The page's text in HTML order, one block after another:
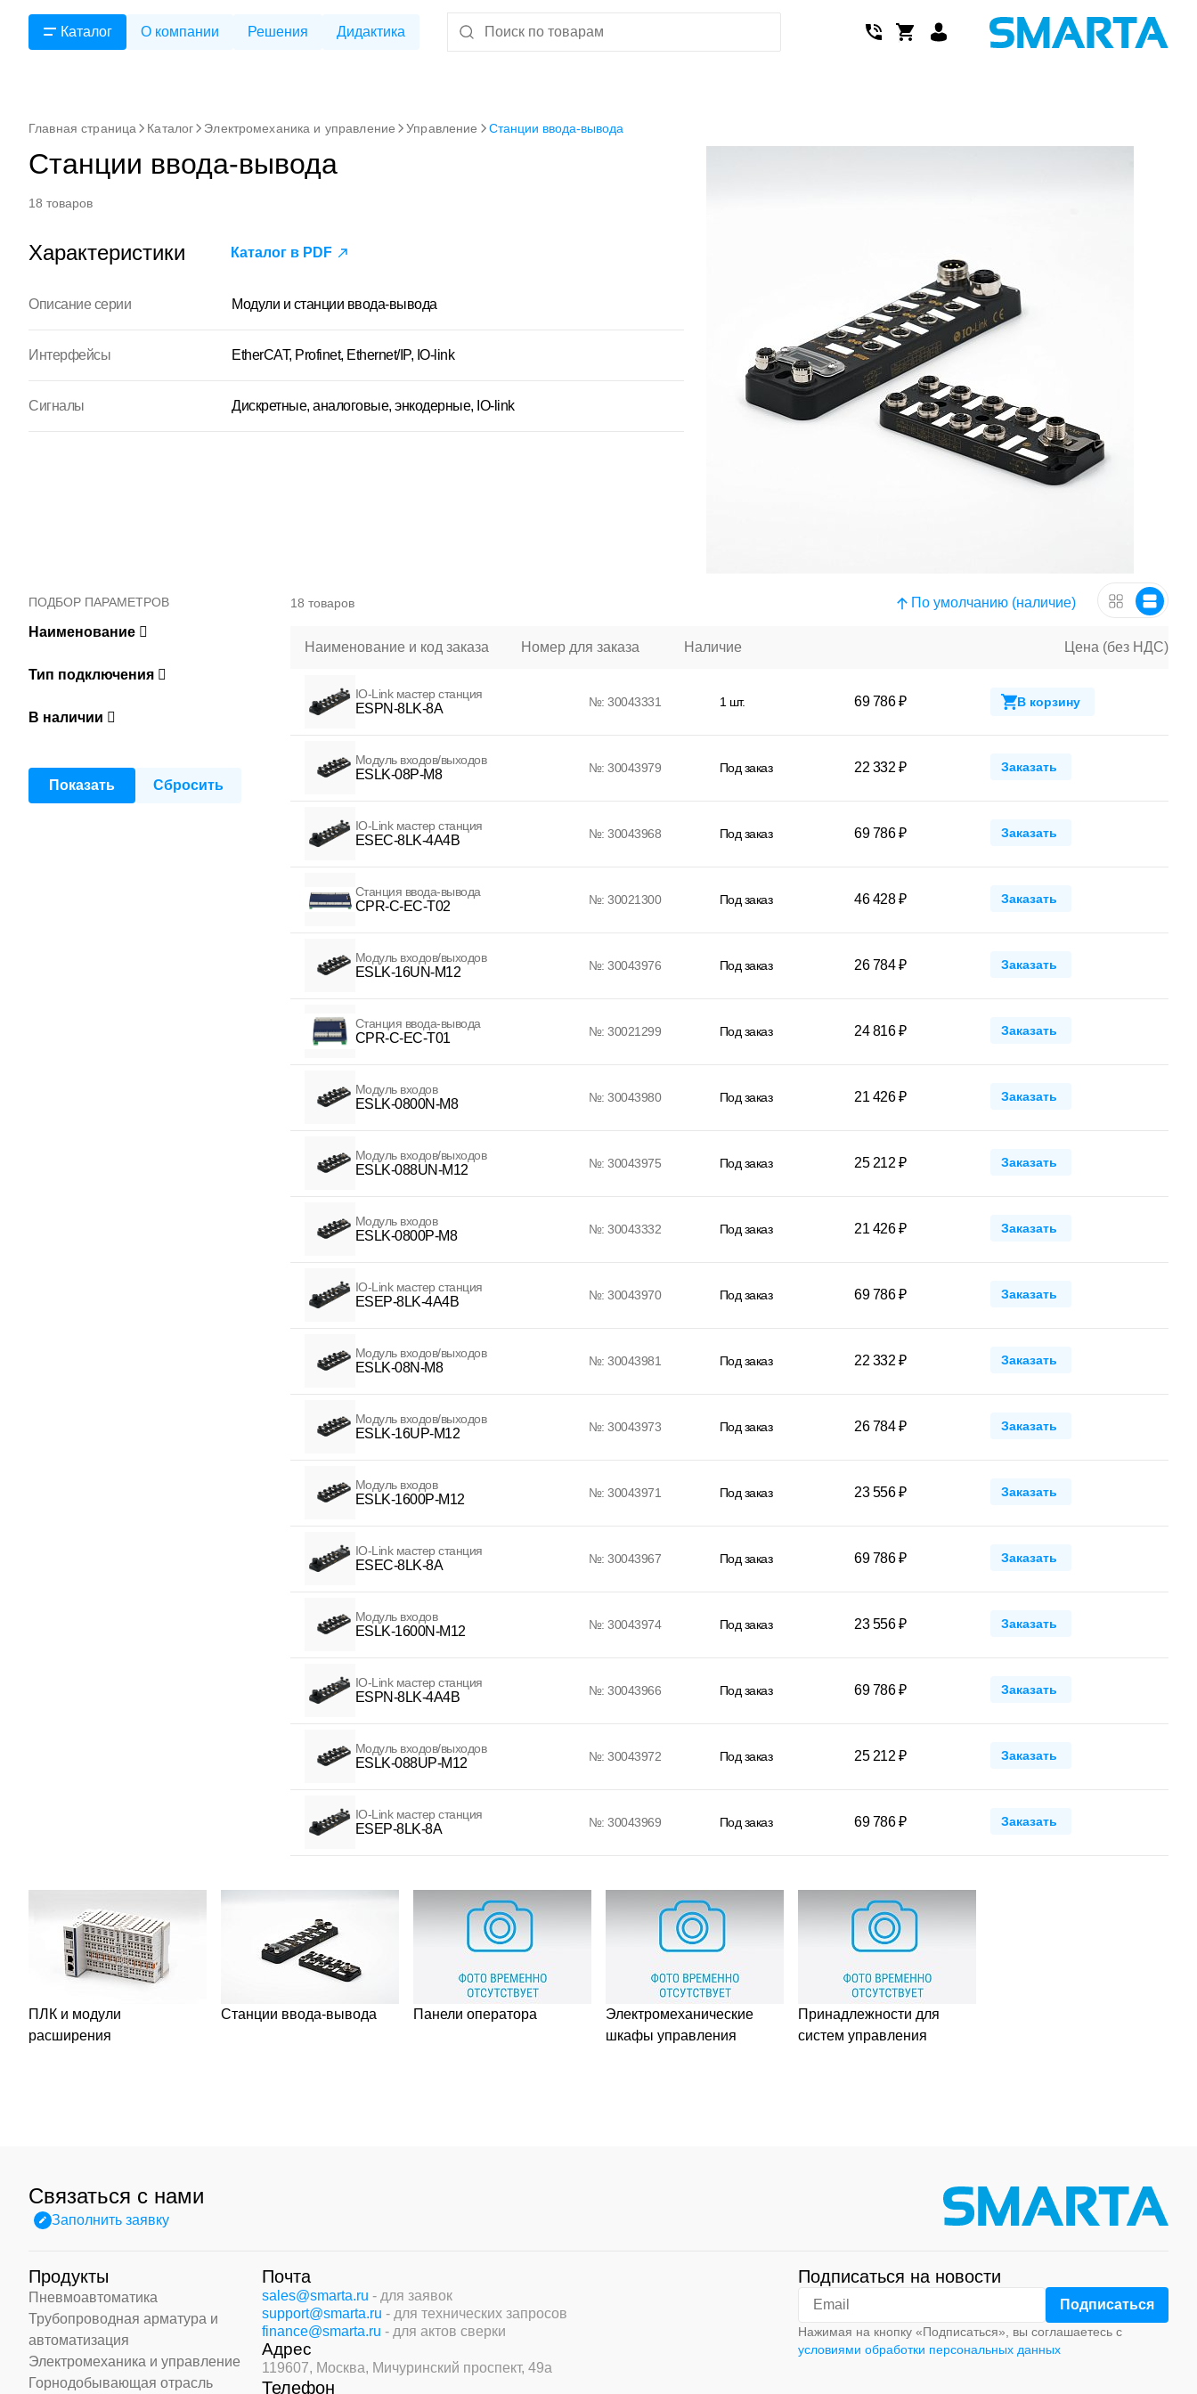
Каталог О компании Решения Дидактика
Главная страница Каталог Электромеханика и управление Управление Станции ввода-вывода
Станции ввода-вывода
18 товаров
Характеристики Каталог в PDF
Описание серии Модули и станции ввода-вывода
Интерфейсы EtherCAT, Profinet, Ethernet/IP, IO-link
Сигналы Дискретные, аналоговые, энкодерные, IO-link
ПОДБОР ПАРАМЕТРОВ
Наименование
Тип подключения
В наличии
18 товаров По умолчанию (наличие)
Наименование и код заказа Номер для заказа Наличие Цена (без НДС)
IO-Link мастер станция
ESPN-8LK-8A №: 30043331 1 шт. 69 786 ₽ В корзину
Модуль входов/выходов
ESLK-08P-M8 №: 30043979 Под заказ 22 332 ₽ Заказать
IO-Link мастер станция
ESEC-8LK-4A4B №: 30043968 Под заказ 69 786 ₽ Заказать
Станция ввода-вывода
CPR-C-EC-T02 №: 30021300 Под заказ 46 428 ₽ Заказать
Модуль входов/выходов
ESLK-16UN-M12 №: 30043976 Под заказ 26 784 ₽ Заказать
Станция ввода-вывода
CPR-C-EC-T01 №: 30021299 Под заказ 24 816 ₽ Заказать
Модуль входов
ESLK-0800N-M8 №: 30043980 Под заказ 21 426 ₽ Заказать
Модуль входов/выходов
ESLK-088UN-M12 №: 30043975 Под заказ 25 212 ₽ Заказать
Модуль входов
ESLK-0800P-M8 №: 30043332 Под заказ 21 426 ₽ Заказать
IO-Link мастер станция
ESEP-8LK-4A4B №: 30043970 Под заказ 69 786 ₽ Заказать
Модуль входов/выходов
ESLK-08N-M8 №: 30043981 Под заказ 22 332 ₽ Заказать
Модуль входов/выходов
ESLK-16UP-M12 №: 30043973 Под заказ 26 784 ₽ Заказать
Модуль входов
ESLK-1600P-M12 №: 30043971 Под заказ 23 556 ₽ Заказать
IO-Link мастер станция
ESEC-8LK-8A №: 30043967 Под заказ 69 786 ₽ Заказать
Модуль входов
ESLK-1600N-M12 №: 30043974 Под заказ 23 556 ₽ Заказать
IO-Link мастер станция
ESPN-8LK-4A4B №: 30043966 Под заказ 69 786 ₽ Заказать
Модуль входов/выходов
ESLK-088UP-M12 №: 30043972 Под заказ 25 212 ₽ Заказать
IO-Link мастер станция
ESEP-8LK-8A №: 30043969 Под заказ 69 786 ₽ Заказать
ПЛК и модули
расширения
Станции ввода-вывода Панели оператора
Электромеханические
шкафы управления
Принадлежности для
систем управления
Связаться с нами
Заполнить заявку
Продукты
Пневмоавтоматика
Трубопроводная арматура и
автоматизация
Электромеханика и управление
Горнодобывающая отрасль
Почта
sales@smarta.ru - для заявок
support@smarta.ru - для технических запросов
finance@smarta.ru - для актов сверки
Адрес
119607, Москва, Мичуринский проспект, 49а
Телефон
Подписаться на новости
Нажимая на кнопку «Подписаться», вы соглашаетесь с
условиями обработки персональных данных